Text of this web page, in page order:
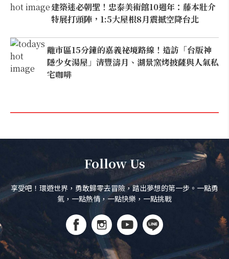
建築迷必朝聖！忠泰美術館10週年：藤本壯介
特展打頭陣，1:5大屋根8月震撼空降台北
離市區15分鐘的嘉義祕境路線！造訪「台版神
隱少女湯屋」清豐濤月、湖景窯烤披薩與人氣私
宅咖啡
Follow Us
享受吧！環遊世界，勇敢歸零去冒險，踏出夢想的第一步。一點勇
氣，一點熱情，一點快樂，一點挑戰